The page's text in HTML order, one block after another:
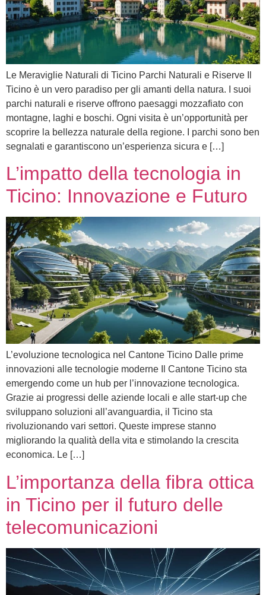
Le Meraviglie Naturali di Ticino Parchi Naturali e Riserve Il
Ticino è un vero paradiso per gli amanti della natura. I suoi
parchi naturali e riserve offrono paesaggi mozzafiato con
montagne, laghi e boschi. Ogni visita è un’opportunità per
scoprire la bellezza naturale della regione. I parchi sono ben
segnalati e garantiscono un’esperienza sicura e […]
L’impatto della tecnologia in
Ticino: Innovazione e Futuro
L’evoluzione tecnologica nel Cantone Ticino Dalle prime
innovazioni alle tecnologie moderne Il Cantone Ticino sta
emergendo come un hub per l’innovazione tecnologica.
Grazie ai progressi delle aziende locali e alle start-up che
sviluppano soluzioni all’avanguardia, il Ticino sta
rivoluzionando vari settori. Queste imprese stanno
migliorando la qualità della vita e stimolando la crescita
economica. Le […]
L’importanza della fibra ottica
in Ticino per il futuro delle
telecomunicazioni